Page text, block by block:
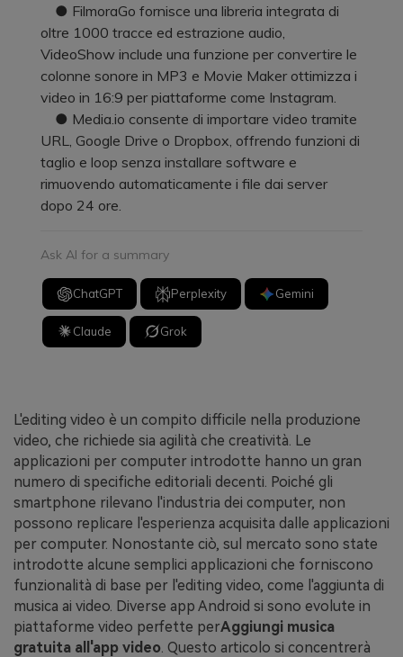
● FilmoraGo fornisce una libreria integrata di
oltre 1000 tracce ed estrazione audio,
VideoShow include una funzione per convertire le
colonne sonore in MP3 e Movie Maker ottimizza i
video in 16:9 per piattaforme come Instagram.
● Media.io consente di importare video tramite
URL, Google Drive o Dropbox, offrendo funzioni di
taglio e loop senza installare software e
rimuovendo automaticamente i file dai server
dopo 24 ore.
Ask AI for a summary
ChatGPT Perplexity Gemini
Claude Grok
L'editing video è un compito difficile nella produzione
video, che richiede sia agilità che creatività. Le
applicazioni per computer introdotte hanno un gran
numero di specifiche editoriali decenti. Poiché gli
smartphone rilevano l'industria dei computer, non
possono replicare l'esperienza acquisita dalle applicazioni
per computer. Nonostante ciò, sul mercato sono state
introdotte alcune semplici applicazioni che forniscono
funzionalità di base per l'editing video, come l'aggiunta di
musica ai video. Diverse app Android si sono evolute in
piattaforme video perfette perAggiungi musica
gratuita all'app video . Questo articolo si concentrerà